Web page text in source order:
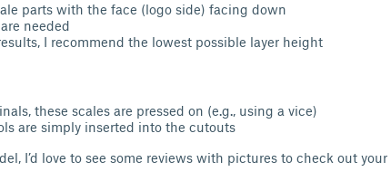
parts with the face (logo side) facing down
needed
I recommend the lowest possible layer height
these scales are pressed on (e.g., using a vice)
are simply inserted into the cutouts
I’d love to see some reviews with pictures to check out